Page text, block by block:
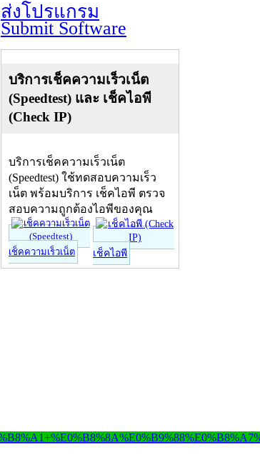
ส่งโปรแกรม
Submit Software
บริการเช็คความเร็วเน็ต
(Speedtest) และ เช็คไอพี
(Check IP)
บริการเช็คความเร็วเน็ต
(Speedtest) ใช้ทดสอบความเร็ว
เน็ต พร้อมบริการ เช็คไอพี ตรวจ
สอบความถูกต้องไอพีของคุณ
เช็คความเร็วเน็ต เช็คไอพี